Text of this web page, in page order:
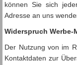
können Sie sich
Adresse an uns
Widerspruch Werbe-
Der Nutzung von im
Kontaktdaten zur